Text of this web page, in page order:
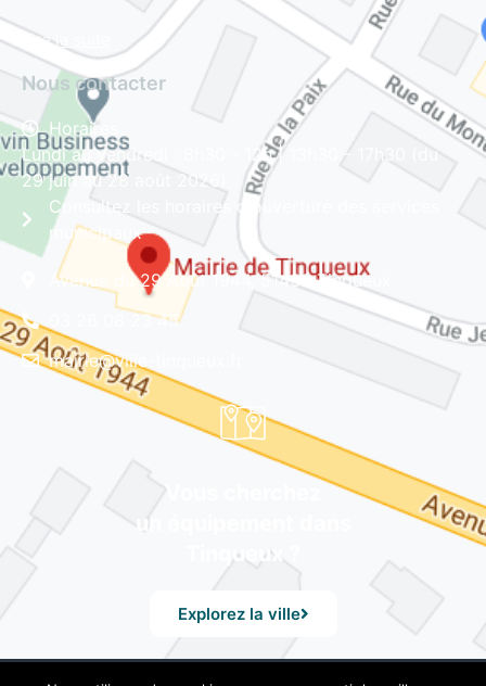
Lire la suite
Nous contacter
Horaires
Lundi au vendredi : 8h30 - 12h | 13h30 - 17h30 (du
29 juin au 28 août 2026)
Consultez les horaires d'ouverture des services
municipaux
Avenue du 29 Août 1944, 51430 Tinqueux
03 26 08 23 45
mairie@ville-tinqueux.fr
Vous cherchez
un équipement dans
Tinqueux ?
Explorez la ville